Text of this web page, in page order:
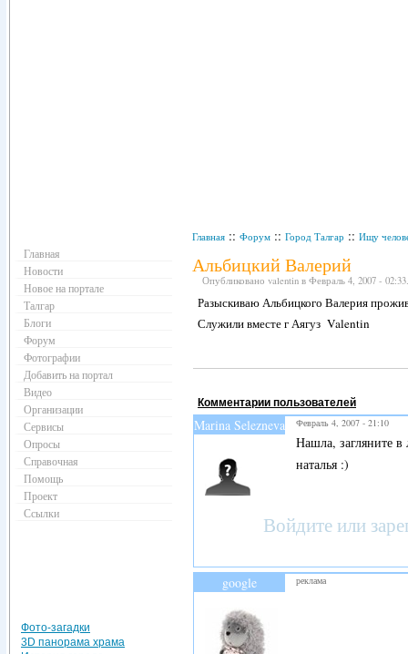
Главная :: Форум :: Город Талгар :: Ищу
Альбицкий Валерий
Опубликовано valentin в Февраль 4, 2007 - 02:33.
Разыскиваю Альбицкого Валерия
Служили вместе г Аягуз Valentin
Комментарии пользователей
Marina Selezneva Февраль 4, 2007 - 21:10
Нашла, загляните в
наталья :)
Войдите или
google реклама
Главная
Новости
Новое на портале
Талгар
Блоги
Форум
Фотографии
Добавить на портал
Видео
Организации
Сервисы
Опросы
Справочная
Помощь
Проект
Ссылки
Фото-загадки
3D панорама храма